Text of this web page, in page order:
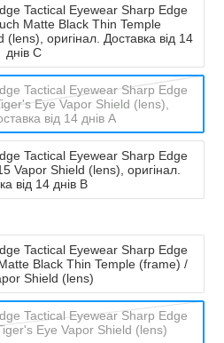
Tactical Eyewear Sharp Edge
Matte Black Thin Temple
оригінал. Доставка від 14
днів C
Tactical Eyewear Sharp Edge
Eye Vapor Shield (lens),
від 14 днів A
Tactical Eyewear Sharp Edge
Vapor Shield (lens), оригінал.
від 14 днів B
Tactical Eyewear Sharp Edge
Black Thin Temple (frame) /
Shield (lens)
Tactical Eyewear Sharp Edge
Eye Vapor Shield (lens)